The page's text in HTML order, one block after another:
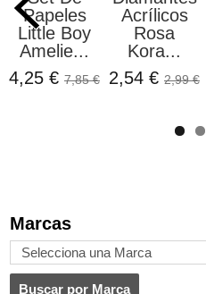
Marcas
Papeles
Little Boy
Amelie...
4,25 € 7,85 €
Acrílicos
Rosa
Kora...
2,54 € 2,99 €